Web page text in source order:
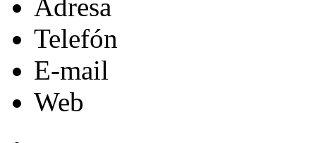
Adresa
Telefón
E-mail
Web